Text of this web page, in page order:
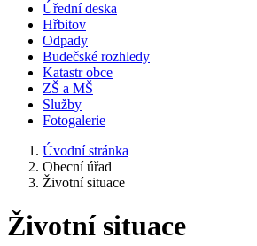
Úřední deska
Hřbitov
Odpady
Budečské rozhledy
Katastr obce
ZŠ a MŠ
Služby
Fotogalerie
Úvodní stránka
Obecní úřad
Životní situace
Životní situace